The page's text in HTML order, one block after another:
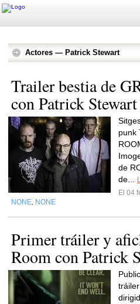
Actores — Patrick Stewart
Trailer bestia de
con Patrick
punk
de
de...
El 04
NONE NONE
Primer tráiler y
Room con Patrick